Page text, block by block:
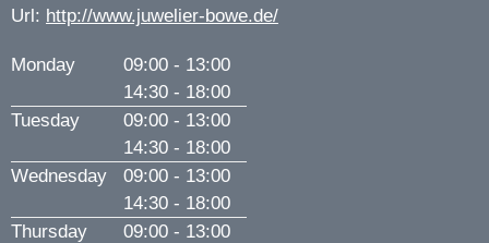
Url: http://www.juwelier-bowe.de/
Monday
09:00 - 13:00
14:30 - 18:00
Tuesday
09:00 - 13:00
14:30 - 18:00
Wednesday
09:00 - 13:00
14:30 - 18:00
Thursday
09:00 - 13:00